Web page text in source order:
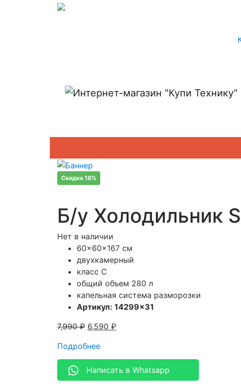
Скидка 18%
Б/у Холодильник
Нет в наличии
60x60x167 см
двухкамерный
класс C
общий объем 280 л
капельная система разморозки
Артикул: 14299×31
7,990₽ 6,590 ₽
Подробнее
Написать в Whatsapp